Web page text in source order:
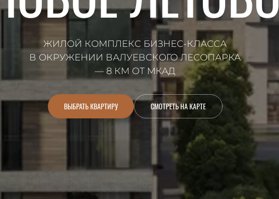
ЖИЛОЙ КОМПЛЕКС БИЗНЕС-КЛАССА
В ОКРУЖЕНИИ ВАЛУЕВСКОГО ЛЕСОПАРКА
— 8 КМ ОТ МКАД
ВЫБРАТЬ КВАРТИРУ СМОТРЕТЬ НА КАРТЕ